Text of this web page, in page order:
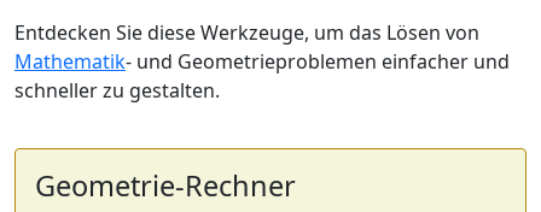
Entdecken Sie diese Werkzeuge, um das Lösen von
Mathematik- und Geometrieproblemen einfacher und
schneller zu gestalten.
Geometrie-Rechner